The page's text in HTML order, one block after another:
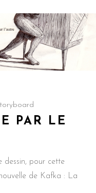
PAR LE
dessin, pour cette
de Kafka : La